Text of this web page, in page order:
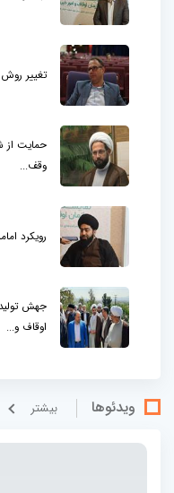
تغییر روش
حمایت از
وقف...
رویکرد
جهش
اوقاف و...
ویدئوها بيشتر